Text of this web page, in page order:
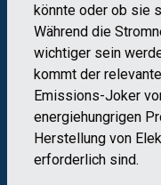
könnte oder ob sie
Während die
wichtiger sein
kommt der
Emissions-Joker
energiehungrigen
Herstellung von
erforderlich sind.